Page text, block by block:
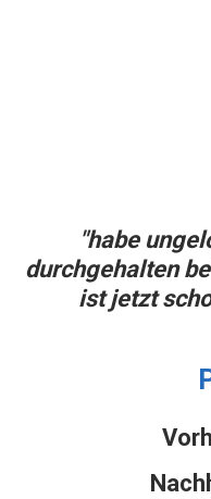
"habe
durchgehalten
ist jetzt